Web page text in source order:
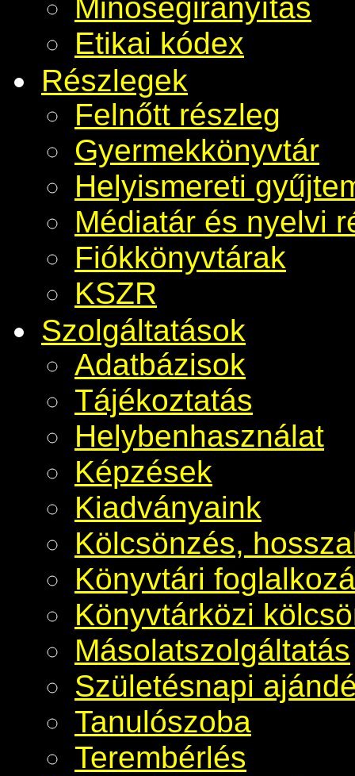
Minőségirányítás
Etikai kódex
Részlegek
Felnőtt részleg
Gyermekkönyvtár
Helyismereti
Médiatár és nyelvi
Fiókkönyvtárak
KSZR
Szolgáltatások
Adatbázisok
Tájékoztatás
Helybenhasználat
Képzések
Kiadványaink
Kölcsönzés,
Könyvtári
Könyvtárközi
Másolatszolgáltatás
Születésnapi
Tanulószoba
Terembérlés